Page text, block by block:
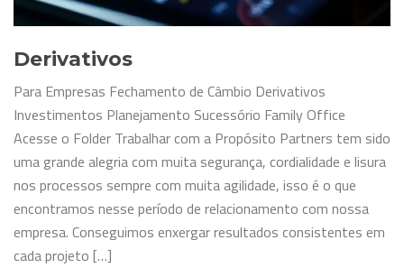
Derivativos
Para Empresas Fechamento de Câmbio Derivativos
Investimentos Planejamento Sucessório Family Office
Acesse o Folder Trabalhar com a Propósito Partners tem sido
uma grande alegria com muita segurança, cordialidade e lisura
nos processos sempre com muita agilidade, isso é o que
encontramos nesse período de relacionamento com nossa
empresa. Conseguimos enxergar resultados consistentes em
cada projeto […]